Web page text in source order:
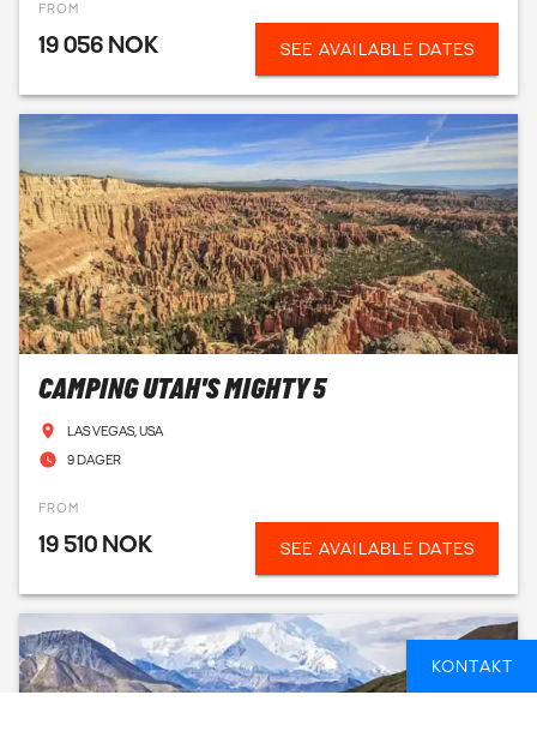
FROM
19 056 NOK SEE AVAILABLE DATES
CAMPING UTAH'S MIGHTY 5
LAS VEGAS, USA
9 DAGER
FROM
19 510 NOK SEE AVAILABLE DATES
KONTAKT